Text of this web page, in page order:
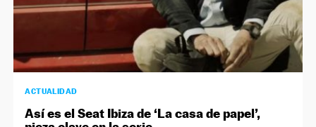
ACTUALIDAD
Así es el Seat Ibiza de ‘La casa de papel’,